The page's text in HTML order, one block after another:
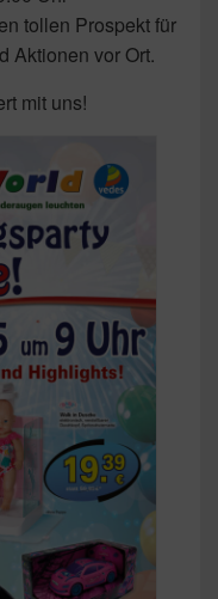
tollen Prospekt für
Aktionen vor Ort.
mit uns!